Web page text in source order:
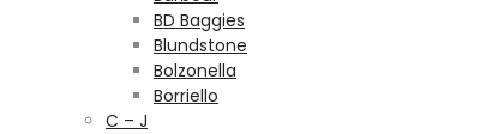
BD Baggies
Blundstone
Bolzonella
Borriello
C – J